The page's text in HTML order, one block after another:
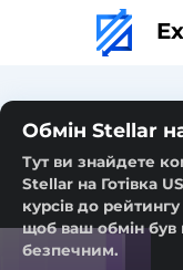
Обмін Stellar
Тут ви знайдете
Stellar на Готівка
курсів до
щоб ваш обмін був
безпечним.